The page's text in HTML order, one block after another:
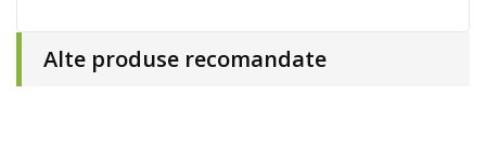
Alte produse recomandate